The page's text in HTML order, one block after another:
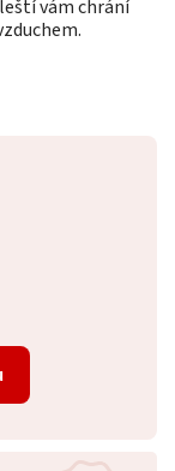
vám chrání